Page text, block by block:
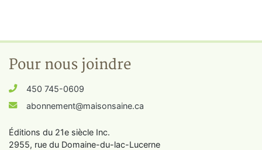
Pour nous joindre
450 745-0609
abonnement@maisonsaine.ca
Éditions du 21e siècle Inc.
2955, rue du Domaine-du-lac-Lucerne